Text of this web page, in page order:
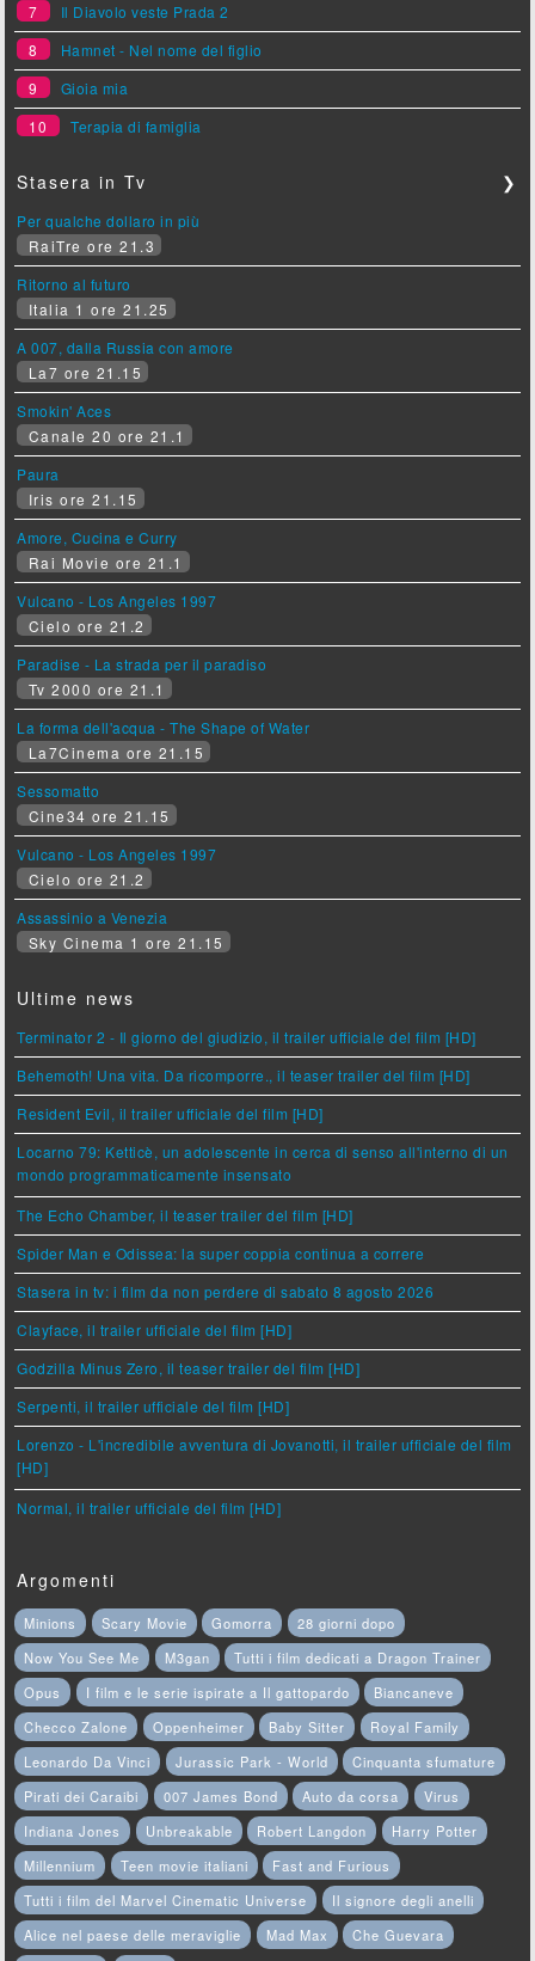
7
Il Diavolo veste Prada 2
8
Hamnet - Nel nome del figlio
9
Gioia mia
10
Terapia di famiglia
Stasera in Tv ❯
Per qualche dollaro in più
RaiTre ore 21.3
Ritorno al futuro
Italia 1 ore 21.25
A 007, dalla Russia con amore
La7 ore 21.15
Smokin' Aces
Canale 20 ore 21.1
Paura
Iris ore 21.15
Amore, Cucina e Curry
Rai Movie ore 21.1
Vulcano - Los Angeles 1997
Cielo ore 21.2
Paradise - La strada per il paradiso
Tv 2000 ore 21.1
La forma dell'acqua - The Shape of Water
La7Cinema ore 21.15
Sessomatto
Cine34 ore 21.15
Vulcano - Los Angeles 1997
Cielo ore 21.2
Assassinio a Venezia
Sky Cinema 1 ore 21.15
Ultime news
Terminator 2 - Il giorno del giudizio, il trailer ufficiale del film [HD]
Behemoth! Una vita. Da ricomporre., il teaser trailer del film [HD]
Resident Evil, il trailer ufficiale del film [HD]
Locarno 79: Ketticè, un adolescente in cerca di senso all'interno di un
mondo programmaticamente insensato
The Echo Chamber, il teaser trailer del film [HD]
Spider Man e Odissea: la super coppia continua a correre
Stasera in tv: i film da non perdere di sabato 8 agosto 2026
Clayface, il trailer ufficiale del film [HD]
Godzilla Minus Zero, il teaser trailer del film [HD]
Serpenti, il trailer ufficiale del film [HD]
Lorenzo - L'incredibile avventura di Jovanotti, il trailer ufficiale del film
[HD]
Normal, il trailer ufficiale del film [HD]
Argomenti
Minions Scary Movie Gomorra
28 giorni dopo
Now You See Me
M3gan
Tutti i film dedicati a Dragon Trainer
Opus
I film e le serie ispirate a Il gattopardo
Biancaneve
Checco Zalone
Oppenheimer Baby Sitter
Royal Family
Leonardo Da Vinci
Jurassic Park - World
Cinquanta sfumature
Pirati dei Caraibi
007 James Bond Auto da corsa
Virus
Indiana Jones
Unbreakable Robert Langdon
Harry Potter
Millennium
Teen movie italiani
Fast and Furious
Tutti i film del Marvel Cinematic Universe
Il signore degli anelli
Alice nel paese delle meraviglie
Mad Max
Che Guevara